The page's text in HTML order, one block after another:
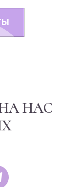
НАС